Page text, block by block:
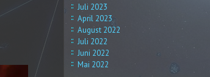
Juli 2023
April 2023
August 2022
Juli 2022
Juni 2022
Mai 2022